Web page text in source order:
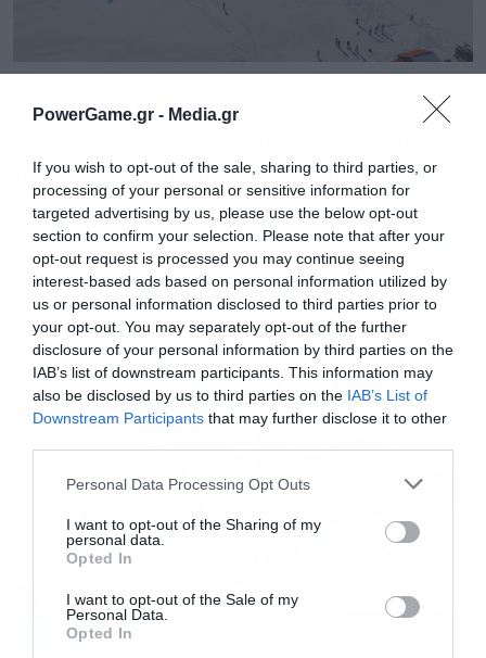
PowerGame.gr - Media.gr
If you wish to opt-out of the sale, sharing to third parties, or
processing of your personal or sensitive information for
targeted advertising by us, please use the below opt-out
section to confirm your selection. Please note that after your
opt-out request is processed you may continue seeing
interest-based ads based on personal information utilized by
us or personal information disclosed to third parties prior to
your opt-out. You may separately opt-out of the further
disclosure of your personal information by third parties on the
IAB’s list of downstream participants. This information may
also be disclosed by us to third parties on the IAB’s List of
Downstream Participants that may further disclose it to other
Personal Data Processing Opt Outs
I want to opt-out of the Sharing of my
personal data.
Opted In
I want to opt-out of the Sale of my
Personal Data.
Opted In
Οι επενδύσεις στα ελληνικά
τους σε 12μηνα τουριστικά θέρετρα
Έργα αναβάθμισης, επενδύσεις και νέες επιχειρηματικές
ευκαιρίες στον ελληνικό ορεινό τουρισμό. Τα χιονοδρομικά
κέντρα αλλάζουν προφίλ
ΒΙΚΗ ΤΡΥΦΩΝΑ